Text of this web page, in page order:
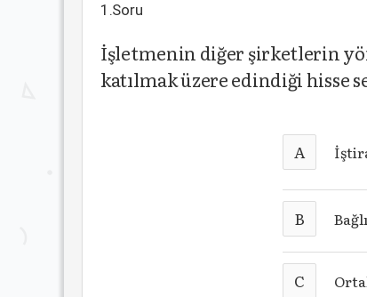
1.Soru
İşletmenin diğer şirketlerin
katılmak üzere edindiği hisse
A
B
C